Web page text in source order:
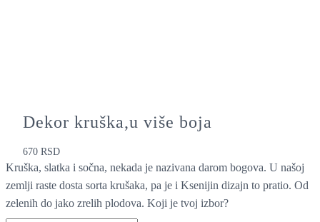
Dekor kruška,u više boja
670RSD
Kruška, slatka i sočna, nekada je nazivana darom bogova. U našoj
zemlji raste dosta sorta krušaka, pa je i Ksenijin dizajn to pratio. Od
zelenih do jako zrelih plodova. Koji je tvoj izbor?